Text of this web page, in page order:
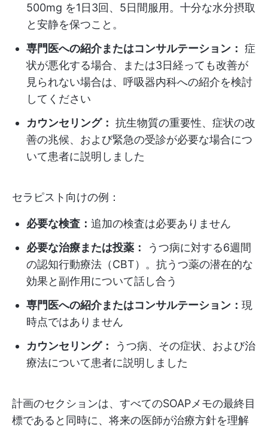
500mg を1日3回、5日間服用。十分な水分摂取
と安静を保つこと。
専門医への紹介またはコンサルテーション： 症
状が悪化する場合、または3日経っても改善が
見られない場合は、呼吸器内科への紹介を検討
してください
カウンセリング： 抗生物質の重要性、症状の改
善の兆候、および緊急の受診が必要な場合につ
いて患者に説明しました
セラピスト向けの例：
必要な検査： 追加の検査は必要ありません
必要な治療または投薬：
うつ病に対する6週間
の認知行動療法（CBT）。抗うつ薬の潜在的な
効果と副作用について話し合う
専門医への紹介またはコンサルテーション： 現
時点ではありません
カウンセリング：
うつ病、その症状、および治
療法について患者に説明しました
計画のセクションは、すべてのSOAPメモの最終目
標であると同時に、将来の医師が治療方針を理解